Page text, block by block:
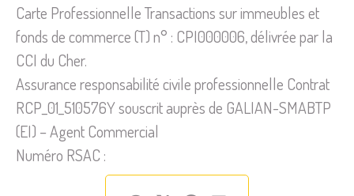
Carte Professionnelle Transactions sur immeubles et
fonds de commerce (T) n° : CPI000006, délivrée par la
CCI du Cher.
Assurance responsabilité civile professionnelle Contrat
RCP_01_510576Y souscrit auprès de GALIAN-SMABTP
(EI) – Agent Commercial
Numéro RSAC :